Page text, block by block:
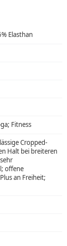
Elasthan
Fitness
Cropped-
Halt bei breiteren
offene
an Freiheit;